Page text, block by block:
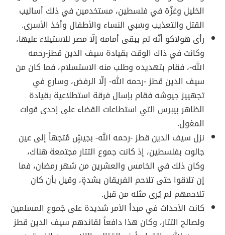
الخليل وغزّة في فلسطين، مستخدمين في ذلك أساليب
القتل والتعذيب وسَبي النساء والأطفال وأخذ الأسرى.
رأى هولاكو أنّه لم يبقى أمامه إلّا مصر للاستيلاء عليها،
وكانت في ذاك الوقت بقيادة سيف الدين قطز-رحمه
الله-، فقام بتهديده وطلب منه الاستسلام، فما كان من
سيف الدين قطز -رحمه الله- إلّا الرفض، وسارع في
تجهييز جيوشه فقام بإسال فرقة استطلاعية بقيادة
الظاهر بيبرس التي استطاعات القضاء على إحدى قوات
المغول.
نزل سيف الدين قطز -رحمه الله- بجيشٍ مُتجهاً إلى عين
جالوت بفلسطين، إذ كانت جموع التتار مجتمعة هناك،
وكان ذلك في الخامس والعشرين من شهر رمضان، فما
إن تلاقوا حتى تلاحم الفريقان بشدةٍ، وقيل بأن كان
تلاحمهم لم يُرى مثله من قبل.
كانت الأحداث في مبدأ الأمر شديدة على جُموع المسلمين
ولصالح التتار، وكان هذا دافعاً لقائدهم سيف الدين قطز